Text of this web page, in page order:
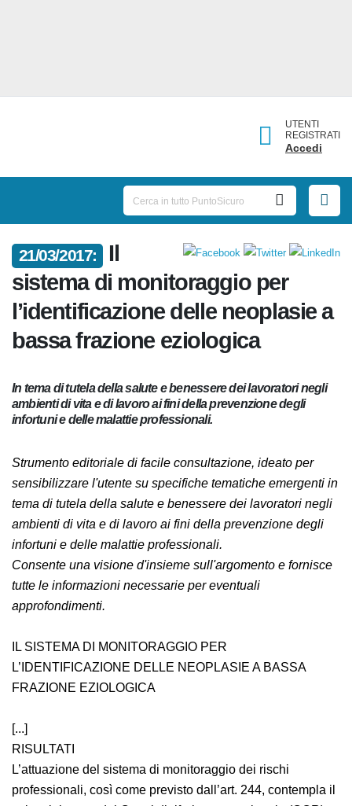
UTENTI
REGISTRATI
Accedi
21/03/2017:
Il
sistema di monitoraggio per
l’identificazione delle neoplasie
a bassa frazione eziologica
In tema di tutela della salute e benessere dei lavoratori
negli ambienti di vita e di lavoro ai fini della prevenzione
degli infortuni e delle malattie professionali.
Strumento editoriale di facile consultazione, ideato per
sensibilizzare l'utente su specifiche tematiche
emergenti in tema di tutela della salute e benessere dei
lavoratori negli ambienti di vita e di lavoro ai fini della
prevenzione degli infortuni e delle malattie
professionali.
Consente una visione d'insieme sull'argomento e
fornisce tutte le informazioni necessarie per eventuali
IL SISTEMA DI MONITORAGGIO PER L’IDENTIFICAZIONE
DELLE NEOPLASIE A BASSA FRAZIONE EZIOLOGICA
[...]
RISULTATI
L’attuazione del sistema di monitoraggio dei rischi
professionali, così come previsto dall’art. 244,